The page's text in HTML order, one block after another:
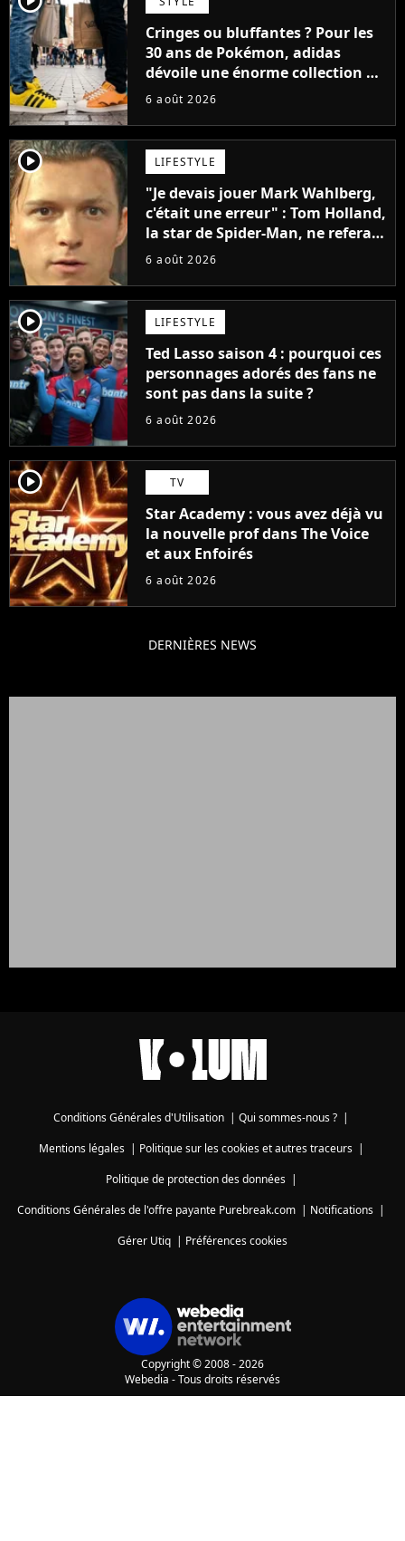
Cringes ou bluffantes ? Pour les
30 ans de Pokémon, adidas
dévoile une énorme collection de
sneakers et je ne sais pas quoi en
6 août 2026
player2 LIFESTYLE
"Je devais jouer Mark Wahlberg,
c'était une erreur" : Tom Holland,
la star de Spider-Man, ne referait
pas ce blockbuster
6 août 2026
player2 LIFESTYLE
Ted Lasso saison 4 : pourquoi ces
personnages adorés des fans ne
sont pas dans la suite ?
6 août 2026
player2 TV
Star Academy : vous avez déjà vu
la nouvelle prof dans The Voice
et aux Enfoirés
6 août 2026
DERNIÈRES NEWS
Conditions Générales d'Utilisation | Qui sommes-nous ? |
Mentions légales| Politique sur les cookies et autres traceurs|
Politique de protection des données|
Conditions Générales de l'offre payante Purebreak.com | Notifications |
Gérer Utiq | Préférences cookies
Copyright © 2008 - 2026
Webedia - Tous droits réservés